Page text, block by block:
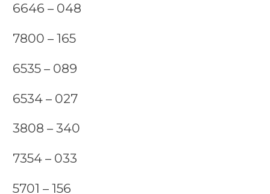
6646 – 048
7800 – 165
6535 – 089
6534 – 027
3808 – 340
7354 – 033
5701 – 156